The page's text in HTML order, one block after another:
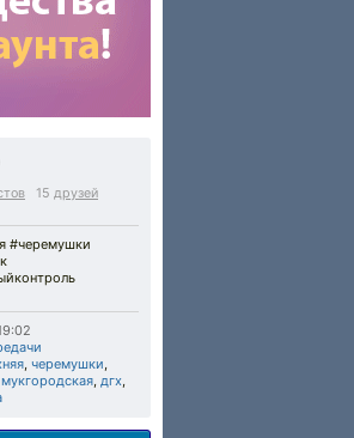
15 друзей
#черемушки
, черемушки,
мукгородская, дгх,